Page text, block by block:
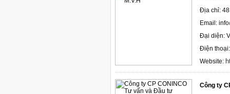
Địa chỉ:
Email:
Đại diện:
Điện
Website:
Công ty